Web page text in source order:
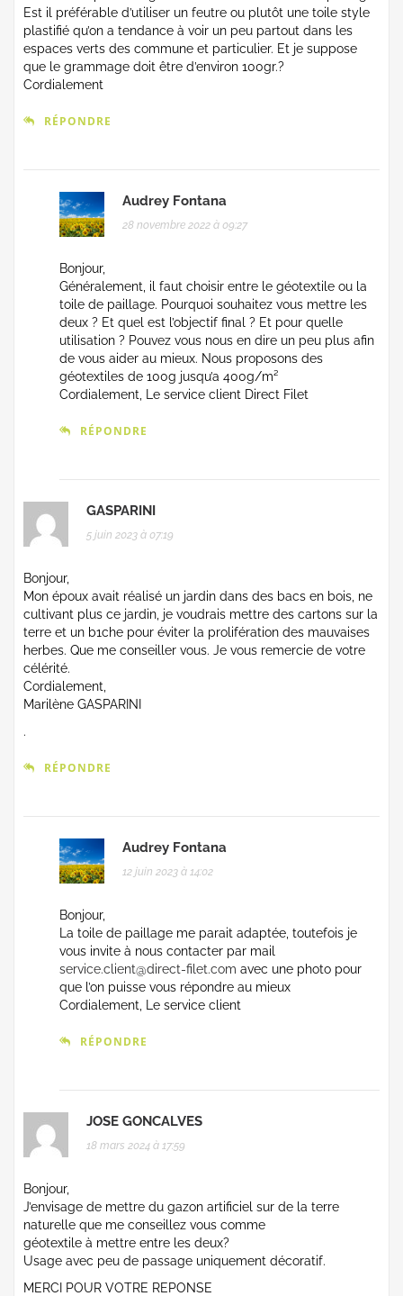
Est il préférable d’utiliser un feutre ou plutôt une toile style
plastifié qu’on a tendance à voir un peu partout dans les
espaces verts des commune et particulier. Et je suppose
que le grammage doit être d’environ 100gr.?
Cordialement
RÉPONDRE
Audrey Fontana
28 novembre 2022 à 09:27
Bonjour,
Généralement, il faut choisir entre le géotextile ou la
toile de paillage. Pourquoi souhaitez vous mettre les
deux ? Et quel est l’objectif final ? Et pour quelle
utilisation ? Pouvez vous nous en dire un peu plus afin
de vous aider au mieux. Nous proposons des
géotextiles de 100g jusqu’a 400g/m²
Cordialement, Le service client Direct Filet
RÉPONDRE
GASPARINI
5 juin 2023 à 07:19
Bonjour,
Mon époux avait réalisé un jardin dans des bacs en bois, ne
cultivant plus ce jardin, je voudrais mettre des cartons sur la
terre et un b1che pour éviter la prolifération des mauvaises
herbes. Que me conseiller vous. Je vous remercie de votre
célérité.
Cordialement,
Marilène GASPARINI
.
RÉPONDRE
Audrey Fontana
12 juin 2023 à 14:02
Bonjour,
La toile de paillage me parait adaptée, toutefois je
vous invite à nous contacter par mail
service.client@direct-filet.com avec une photo pour
que l’on puisse vous répondre au mieux
Cordialement, Le service client
RÉPONDRE
JOSE GONCALVES
18 mars 2024 à 17:59
Bonjour,
J’envisage de mettre du gazon artificiel sur de la terre
naturelle que me conseillez vous comme
géotextile à mettre entre les deux?
Usage avec peu de passage uniquement décoratif.
MERCI POUR VOTRE REPONSE